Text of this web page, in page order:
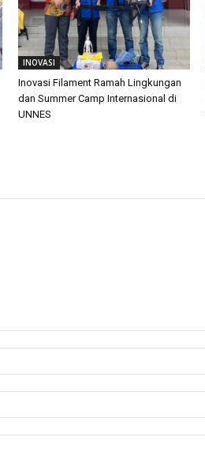
INOVASI
Inovasi Filament Ramah Lingkungan
dan Summer Camp Internasional di
UNNES